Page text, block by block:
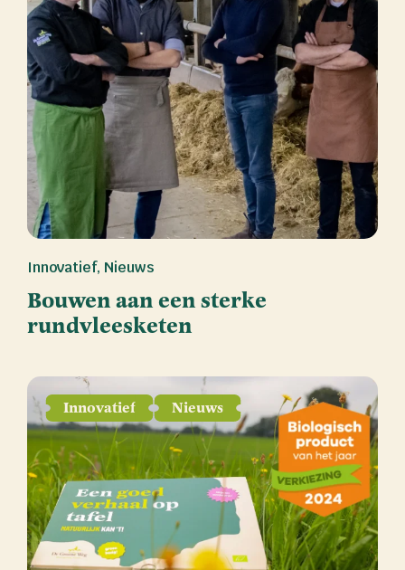
Innovatief, Nieuws
Bouwen aan een sterke
rundvleesketen
Innovatief Nieuws